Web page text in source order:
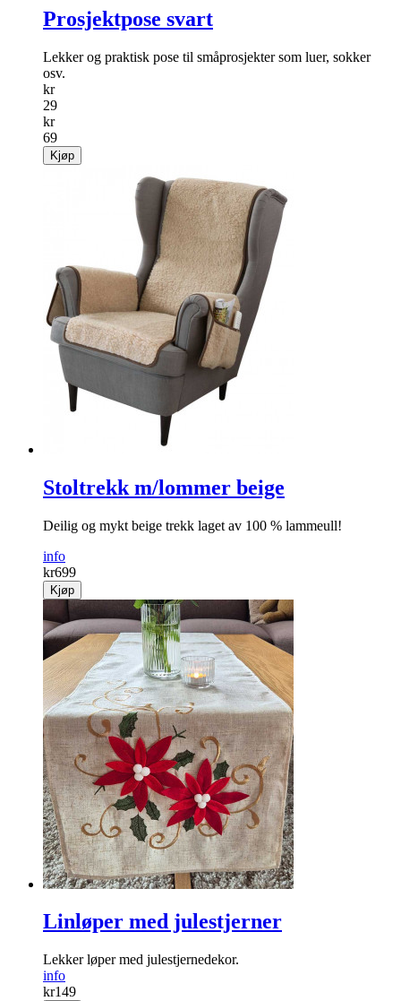
Prosjektpose svart
Lekker og praktisk pose til småprosjekter som luer, sokker
osv.
kr
29
kr
69
Kjøp
Stoltrekk m/lommer beige
Deilig og mykt beige trekk laget av 100 % lammeull!
info
kr699
Kjøp
Linløper med julestjerner
Lekker løper med julestjernedekor.
info
kr149